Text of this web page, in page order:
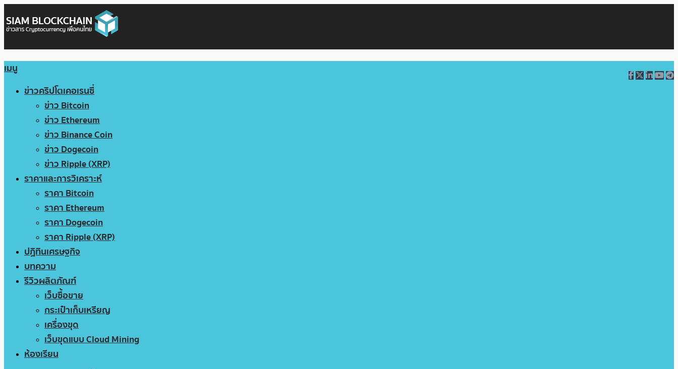
เมนู
ข่าวคริปโตเคอเรนซี่
ข่าว Bitcoin
ข่าว Ethereum
ข่าว Binance Coin
ข่าว Dogecoin
ข่าว Ripple (XRP)
ราคาและการวิเคราะห์
ราคา Bitcoin
ราคา Ethereum
ราคา Dogecoin
ราคา Ripple (XRP)
ปฏิทินเศรษฐกิจ
บทความ
รีวิวผลิตภัณฑ์
เว็บซื้อขาย
กระเป๋าเก็บเหรียญ
เครื่องขุด
เว็บขุดแบบ Cloud Mining
ห้องเรียน